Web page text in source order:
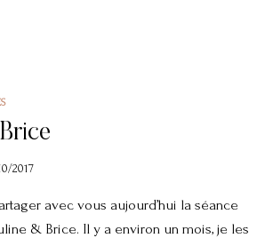
2017
avec vous aujourd’hui la séance
& Brice. Il y a environ un mois, je les